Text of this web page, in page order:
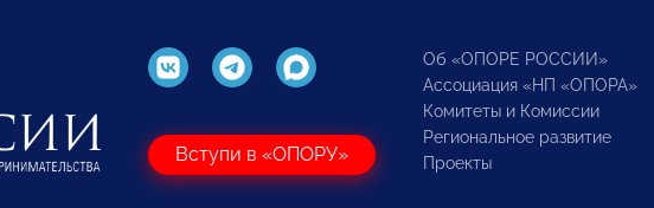
Вступи в «ОПОРУ»
Об «ОПОРЕ РОССИИ»
Ассоциация «НП «ОПОРА»
Комитеты и Комиссии
Региональное развитие
Проекты